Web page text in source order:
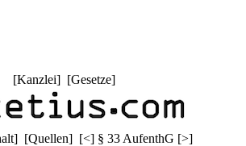
[Kanzlei] [Gesetze]
] [Quellen] [<] § 33 AufenthG [>]